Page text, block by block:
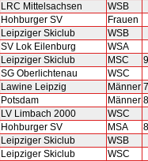
LRC Mittelsachsen
WSB
Hohburger SV
Frauen
Leipziger Skiclub
WSB
SV Lok Eilenburg
WSA
Leipziger Skiclub MSC
9
SG Oberlichtenau
WSC
Lawine Leipzig Männer 7
Potsdam Männer 8
LV Limbach 2000
WSC
Hohburger SV MSA
8
Leipziger Skiclub
WSB
Leipziger Skiclub
WSC